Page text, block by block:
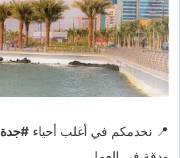
📍 نخدمكم في أغلب أحياء #جدة